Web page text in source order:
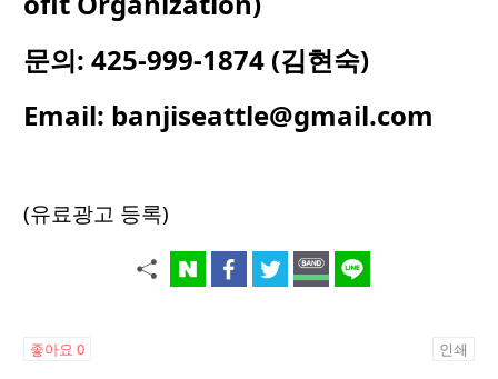
문의: 425-999-1874 (김현숙)
Email: banjiseattle@gmail.com
(유료광고 등록)
좋아요 0 인쇄